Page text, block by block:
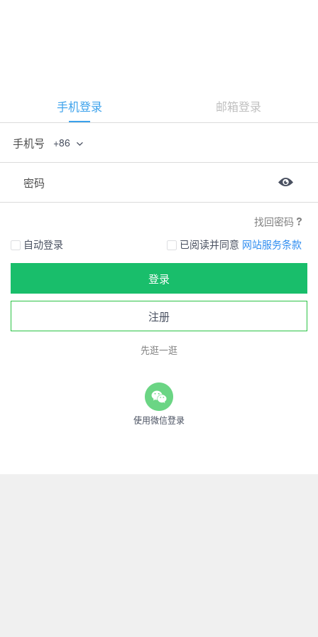
手机登录 邮箱登录
手机号 +86
密码
找回密码
自动登录
已阅读并同意 网站服务条款
登录
注册
先逛一逛
使用微信登录